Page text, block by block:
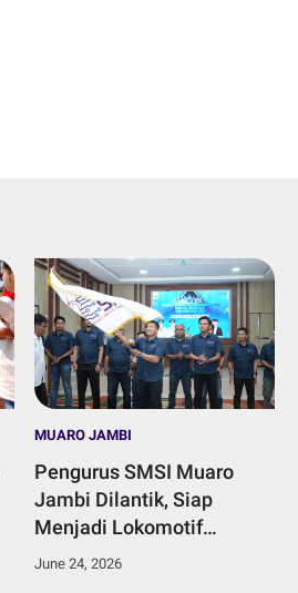
MUARO JAMBI
Pengurus SMSI Muaro
Jambi Dilantik, Siap
Menjadi Lokomotif
Penggerak Informasi yang
June 24, 2026